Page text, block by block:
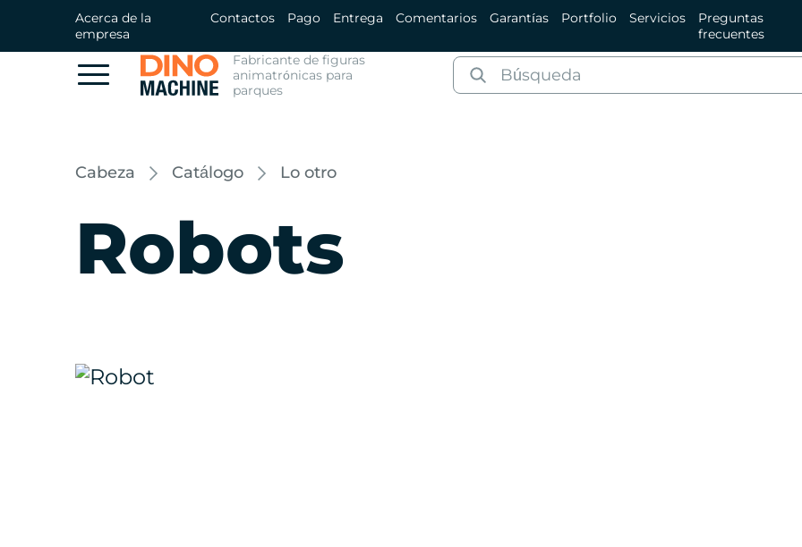
Acerca de la
empresa
Contactos Pago Entrega Comentarios Garantías Portfolio Servicios
Preguntas
frecuentes
Fabricante de figuras
animatrónicas para
parques
Cabeza Catálogo Lo otro
Robots